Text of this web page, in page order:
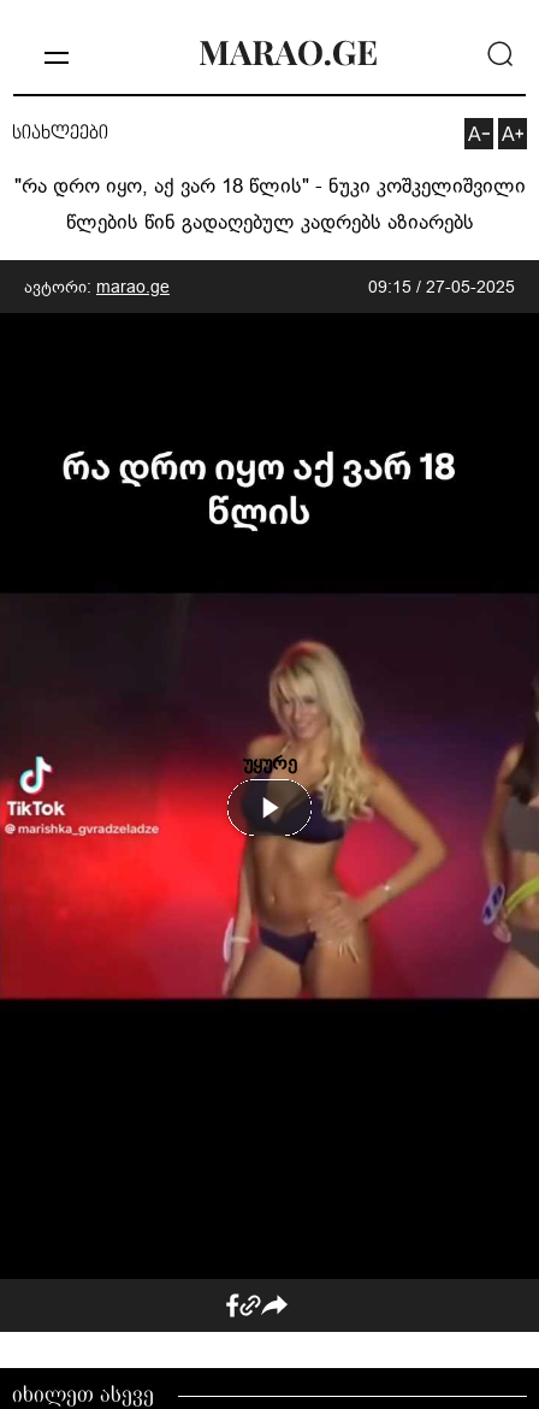
სიახლეები
"რა დრო იყო, აქ ვარ 18 წლის" - ნუკი კოშკელიშვილი
წლების წინ გადაღებულ კადრებს აზიარებს
ავტორი: marao.ge 09:15 / 27-05-2025
უყურე
იხილეთ ასევე